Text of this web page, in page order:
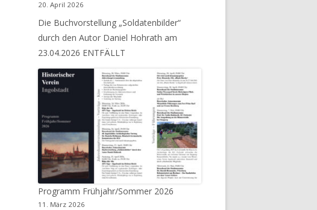
AKTUALISIERUNG SOMMER 2020
20. April 2026
Die Buchvorstellung „Soldatenbilder“
durch den Autor Daniel Hohrath am
23.04.2026 ENTFÄLLT
Programm Frühjahr/Sommer 2026
11. März 2026